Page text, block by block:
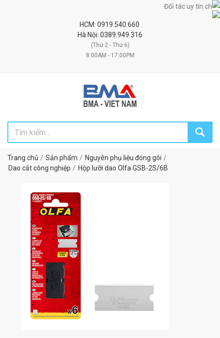
Đối tác uy tín chiến
HCM: 0919.540.660
Hà Nội: 0389.949.316
(Thứ 2 - Thứ 6)
8:00AM - 17:00PM
Trang chủ Sản phẩm
Nguyên phụ liệu đóng gói
Dao cắt công nghiệp
Hộp lưỡi dao Olfa GSB-2S/6B